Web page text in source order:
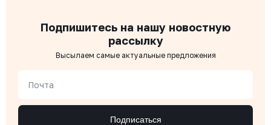
Подпишитесь на нашу новостную
рассылку
Высылаем самые актуальные предложения
Почта
Подписаться